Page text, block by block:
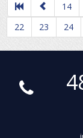
14
22
23 24